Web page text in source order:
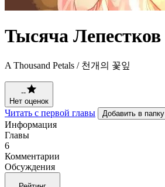
Тысяча Лепестков
A Thousand Petals / 천개의 꽃잎
--
Нет оценок
Читать с первой главы Добавить в папку
Информация
Главы
6
Комментарии
Обсуждения